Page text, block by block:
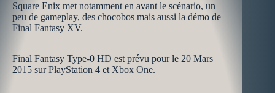
Square Enix met notamment en avant le scénario, un
peu de gameplay, des chocobos mais aussi la démo de
Final Fantasy XV.
Final Fantasy Type-0 HD est prévu pour le 20 Mars
2015 sur PlayStation 4 et Xbox One.